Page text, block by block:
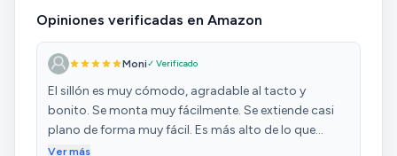
Opiniones verificadas en Amazon
Moni✓ Verificado
El sillón es muy cómodo, agradable al tacto y
bonito. Se monta muy fácilmente. Se extiende casi
plano de forma muy fácil. Es más alto de lo que
parece por lo que sirve para ponerlo con mesa baja y
Ver más